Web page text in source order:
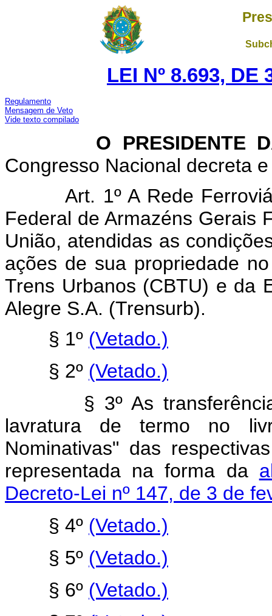
LEI Nº 8.693, DE
Regulamento
Mensagem de Veto
Vide texto compilado
O PRESIDENTE DA
Congresso Nacional decreta
Art. 1º A Rede
Federal de Armazéns Gerais
União, atendidas as
ações de sua propriedade
Trens Urbanos (CBTU) e da
Alegre S.A. (Trensurb).
§ 1º (Vetado.)
§ 2º (Vetado.)
§ 3º As transferências
lavratura de termo no
Nominativas" das
representada na forma da
Decreto-Lei nº 147, de 3 de
§ 4º (Vetado.)
§ 5º (Vetado.)
§ 6º (Vetado.)